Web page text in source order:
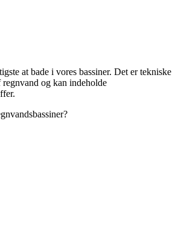
at bade i vores bassiner. Det er tekniske
og kan indeholde